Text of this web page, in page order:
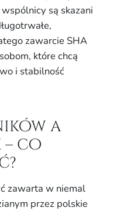
są skazani
zawarcie SHA
które chcą
i stabilność
a
– co
zawarta w niemal
przez polskie